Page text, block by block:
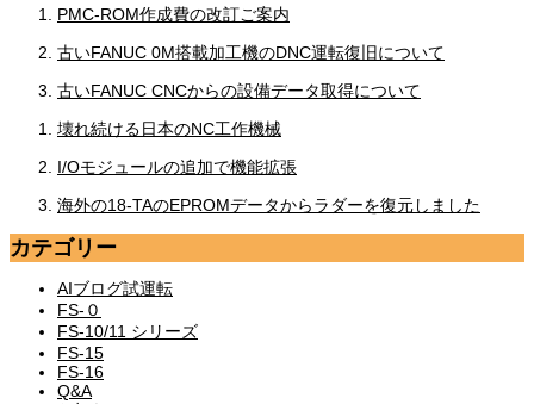
PMC-ROM作成費の改訂ご案内
古いFANUC 0M搭載加工機のDNC運転復旧について
古いFANUC CNCからの設備データ取得について
壊れ続ける日本のNC工作機械
I/Oモジュールの追加で機能拡張
海外の18-TAのEPROMデータからラダーを復元しました
カテゴリー
AIブログ試運転
FS-０
FS-10/11 シリーズ
FS-15
FS-16
Q&A